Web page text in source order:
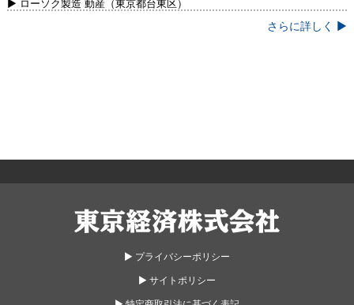
▶ ローソク製造 動産（東京都台東区）
さらに詳しく ▶
▶︎ プライバシーポリシー
▶︎ サイトポリシー